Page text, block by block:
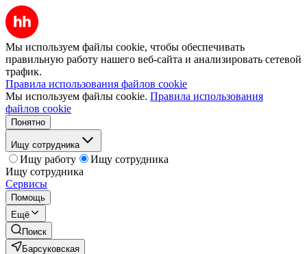
Мы используем файлы cookie, чтобы обеспечивать
правильную работу нашего веб-сайта и анализировать сетевой
трафик.
Правила использования файлов cookie
Мы используем файлы cookie. Правила использования
файлов cookie
Понятно
Ищу сотрудника
Ищу работу
Ищу сотрудника
Ищу сотрудника
Сервисы
Помощь
Ещё
Поиск
Барсуковская